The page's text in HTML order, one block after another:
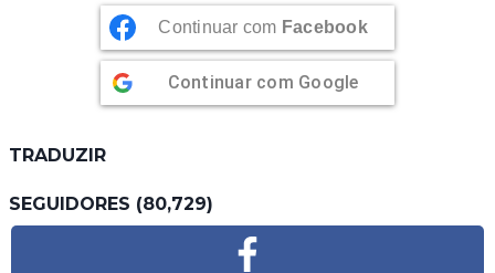
Continuar com Facebook
Continuar com Google
TRADUZIR
SEGUIDORES (80,729)